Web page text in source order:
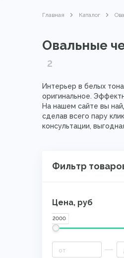
Главная Каталог
Овальные
2
Интерьер в белых
оригинальное.
На нашем сайте вы
сделав всего пару
консультации,
Фильтр
Цена, руб
2000